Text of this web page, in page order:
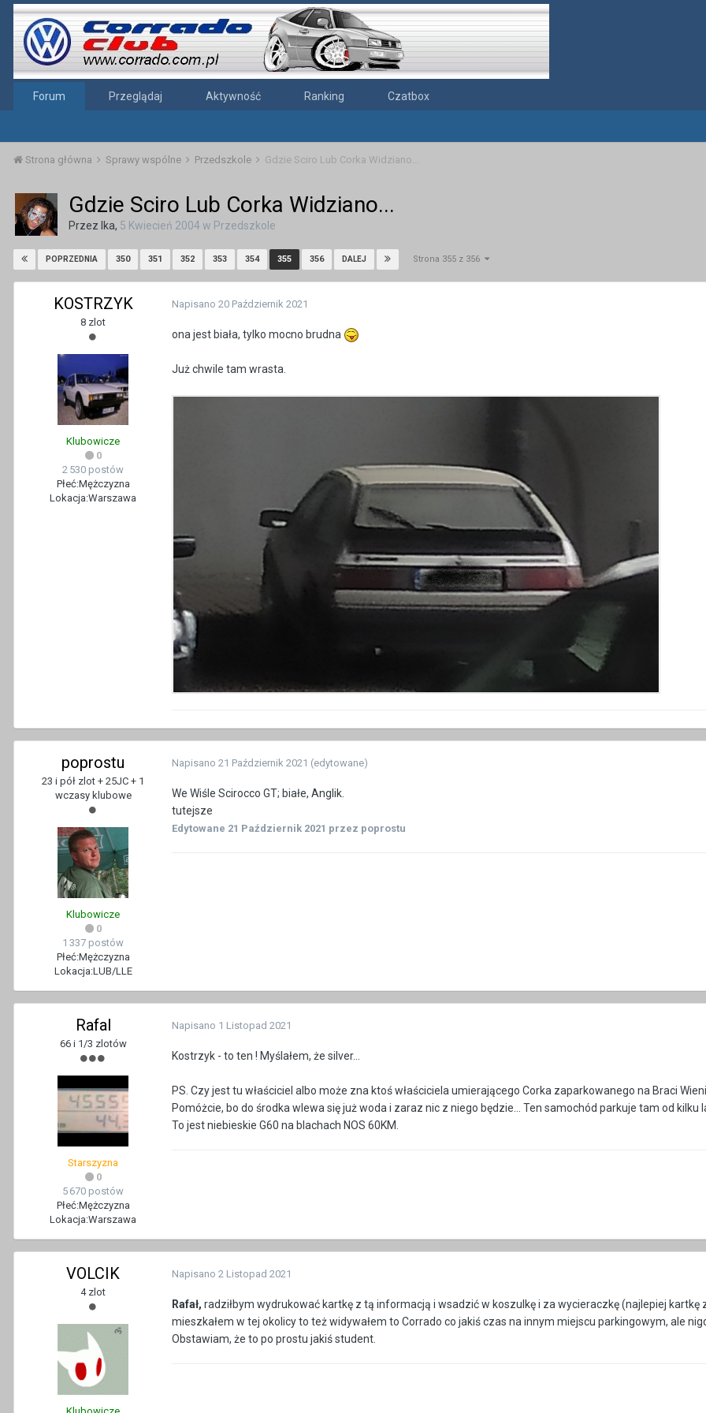
Forum Przeglądaj Aktywność Ranking Czatbox
Strona główna Sprawy wspólne Przedszkole Gdzie Sciro Lub Corka Widziano...
Gdzie Sciro Lub Corka Widziano...
Przez Ika, 5 Kwiecień 2004 w Przedszkole
POPRZEDNIA 350 351 352 353 354 355 356 DALEJ Strona 355 z 356
KOSTRZYK
8 zlot
Klubowicze
0
2 530 postów
Płeć:Mężczyzna
Lokacja:Warszawa
Napisano 20 Październik 2021
ona jest biała, tylko mocno brudna
Już chwile tam wrasta.
poprostu
23 i pół zlot + 25JC + 1
wczasy klubowe
Klubowicze
0
1 337 postów
Płeć:Mężczyzna
Lokacja:LUB/LLE
Napisano 21 Październik 2021 (edytowane)
We Wiśle Scirocco GT; białe, Anglik.
tutejsze
Edytowane 21 Październik 2021 przez poprostu
Rafal
66 i 1/3 zlotów
Starszyzna
0
5 670 postów
Płeć:Mężczyzna
Lokacja:Warszawa
Napisano 1 Listopad 2021
Kostrzyk - to ten ! Myślałem, że silver...
PS. Czy jest tu właściciel albo może zna ktoś właściciela umierającego Corka zaparkowanego na Braci
Pomóżcie, bo do środka wlewa się już woda i zaraz nic z niego będzie... Ten samochód parkuje tam od kilku
To jest niebieskie G60 na blachach NOS 60KM.
VOLCIK
4 zlot
Napisano 2 Listopad 2021
Rafał, radziłbym wydrukować kartkę z tą informacją i wsadzić w koszulkę i za wycieraczkę (najlepiej kartkę
mieszkałem w tej okolicy to też widywałem to Corrado co jakiś czas na innym miejscu parkingowym, ale
Obstawiam, że to po prostu jakiś student.